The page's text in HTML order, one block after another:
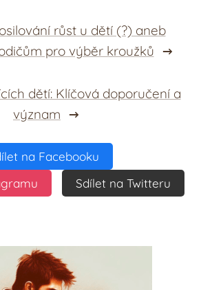
růst u dětí (?) aneb
pro výběr kroužků
dětí: Klíčová doporučení a
význam
na Facebooku
Sdílet na Twitteru